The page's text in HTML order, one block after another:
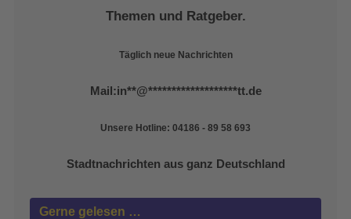
Themen und Ratgeber.
Täglich neue Nachrichten
Mail:in**@*******************tt.de
Unsere Hotline: 04186 - 89 58 693
Stadtnachrichten aus ganz Deutschland
Gerne gelesen …